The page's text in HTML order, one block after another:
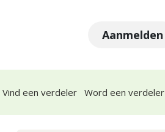
Vacatures
Aanmelden
Vind een verdeler Word een verdeler